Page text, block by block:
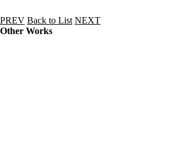
PREV Back to List NEXT
Other Works